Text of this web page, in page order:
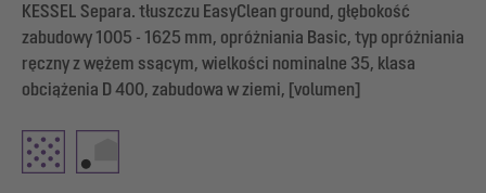
KESSEL Separa. tłuszczu EasyClean ground, głębokość
zabudowy 1005 - 1625 mm, opróżniania Basic, typ opróżniania
ręczny z wężem ssącym, wielkości nominalne 35, klasa
obciążenia D 400, zabudowa w ziemi, [volumen]